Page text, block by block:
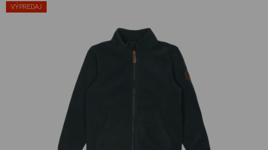
VÝPREDAJ